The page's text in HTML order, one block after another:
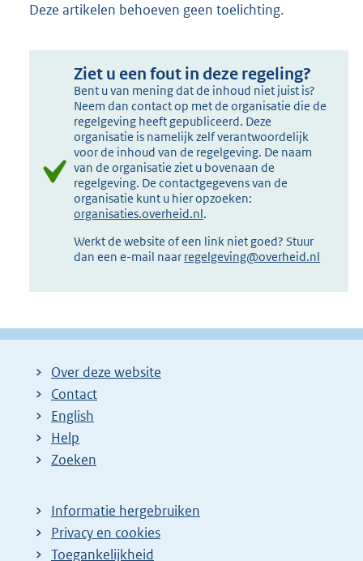
Deze artikelen behoeven geen toelichting.
Ziet u een fout in deze regeling?
Bent u van mening dat de inhoud niet juist is?
Neem dan contact op met de organisatie die de
regelgeving heeft gepubliceerd. Deze
organisatie is namelijk zelf verantwoordelijk
voor de inhoud van de regelgeving. De naam
van de organisatie ziet u bovenaan de
regelgeving. De contactgegevens van de
organisatie kunt u hier opzoeken:
organisaties.overheid.nl.
Werkt de website of een link niet goed? Stuur
dan een e-mail naar regelgeving@overheid.nl
Over deze website
Contact
English
Help
Zoeken
Informatie hergebruiken
Privacy en cookies
Toegankelijkheid